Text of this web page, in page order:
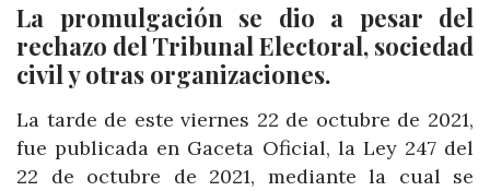
La promulgación se dio a pesar del
rechazo del Tribunal Electoral, sociedad
civil y otras organizaciones.
La tarde de este viernes 22 de octubre de 2021,
fue publicada en Gaceta Oficial, la Ley 247 del
22 de octubre de 2021, mediante la cual se